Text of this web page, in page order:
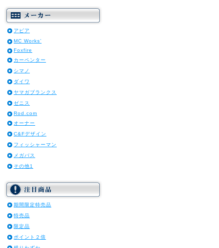
アピア
MC Works’
Foxfire
カーペンター
シマノ
ダイワ
ヤマガブランクス
ゼニス
Rod.com
オーナー
C&Fデザイン
フィッシャーマン
メガバス
その他1
期間限定特売品
特売品
限定品
ポイント２倍